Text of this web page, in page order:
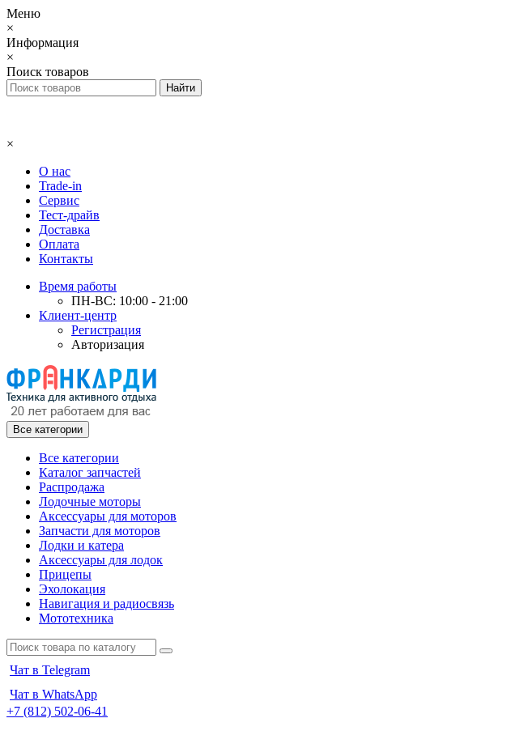
Меню
×
Информация
×
Поиск товаров
×
О нас
Trade-in
Сервис
Тест-драйв
Доставка
Оплата
Контакты
Время работы
ПН-ВС: 10:00 - 21:00
Клиент-центр
Регистрация
Авторизация
Все категории
Все категории
Каталог запчастей
Распродажа
Лодочные моторы
Аксессуары для моторов
Запчасти для моторов
Лодки и катера
Аксессуары для лодок
Прицепы
Эхолокация
Навигация и радиосвязь
Мототехника
Чат в Telegram
Чат в WhatsApp
+7 (812) 502-06-41